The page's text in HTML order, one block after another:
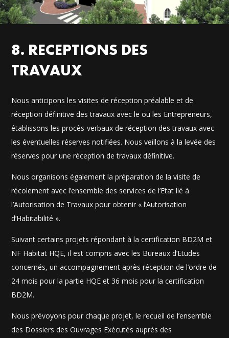
8. RECEPTIONS DES
TRAVAUX
Nous anticipons les visites de réception préalable et de
réception définitive des travaux avec le ou les Entrepreneurs,
établissons les procès-verbaux de réception des travaux avec
les éventuelles réserves notifiées. Nous veillons à la levée des
réserves pour une réception de travaux définitive.
Nous organisons également la préparation de la visite de
récolement avec l’ensemble des services de l’Etat lié à
l’Autorisation de Travaux pour obtenir « l’Autorisation
d’Habitabilité ».
Suivant certains projets répondant à la certification BD2M et
NF Habitat HQE, il est compris avec les Bureaux d’Etudes
concernés, un accompagnement après réception de l’ordre de
24 mois pour la partie HQE et 36 mois pour la certification
BD2M.
Nous prévoyons pour chaque projet, le recueil de l’ensemble
des Dossiers des Ouvrages Exécutés auprès des